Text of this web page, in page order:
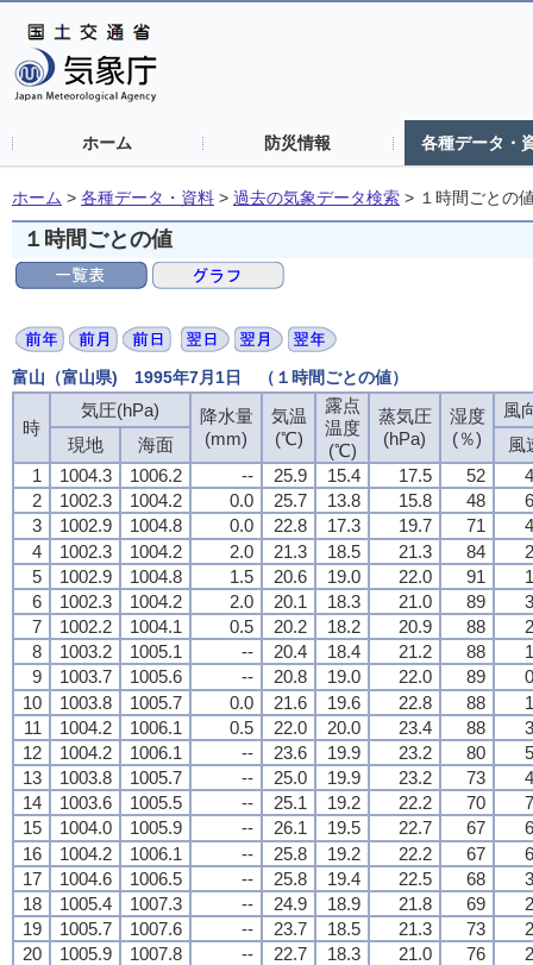
ホーム 防災情報 各種データ・
ホーム > 各種データ・資料 > 過去の気象データ検索 > １時間ごとの
１時間ごとの値
富山（富山県) 1995年7月1日 （１時間ごとの値）
時
気圧(hPa)
降水量
(mm)
気温
(℃)
露点
温度
(℃)
蒸気圧
(hPa)
湿度
(％)
風
現地
海面
風
1
1004.3 1006.2 -- 25.9 15.4 17.5 52
2
1002.3 1004.2 0.0 25.7 13.8 15.8 48
3
1002.9 1004.8 0.0 22.8 17.3 19.7 71
4
1002.3 1004.2 2.0 21.3 18.5 21.3 84
5
1002.9 1004.8 1.5 20.6 19.0 22.0 91
6
1002.3 1004.2 2.0 20.1 18.3 21.0 89
7
1002.2 1004.1 0.5 20.2 18.2 20.9 88
8
1003.2 1005.1 -- 20.4 18.4 21.2 88
9
1003.7 1005.6 -- 20.8 19.0 22.0 89
10
1003.8 1005.7 0.0 21.6 19.6 22.8 88
11
1004.2 1006.1 0.5 22.0 20.0 23.4 88
12
1004.2 1006.1 -- 23.6 19.9 23.2 80
13
1003.8 1005.7 -- 25.0 19.9 23.2 73
14
1003.6 1005.5 -- 25.1 19.2 22.2 70
15
1004.0 1005.9 -- 26.1 19.5 22.7 67
16
1004.2 1006.1 -- 25.8 19.2 22.2 67
17
1004.6 1006.5 -- 25.8 19.4 22.5 68
18
1005.4 1007.3 -- 24.9 18.9 21.8 69
19
1005.7 1007.6 -- 23.7 18.5 21.3 73
20
1005.9 1007.8 -- 22.7 18.3 21.0 76